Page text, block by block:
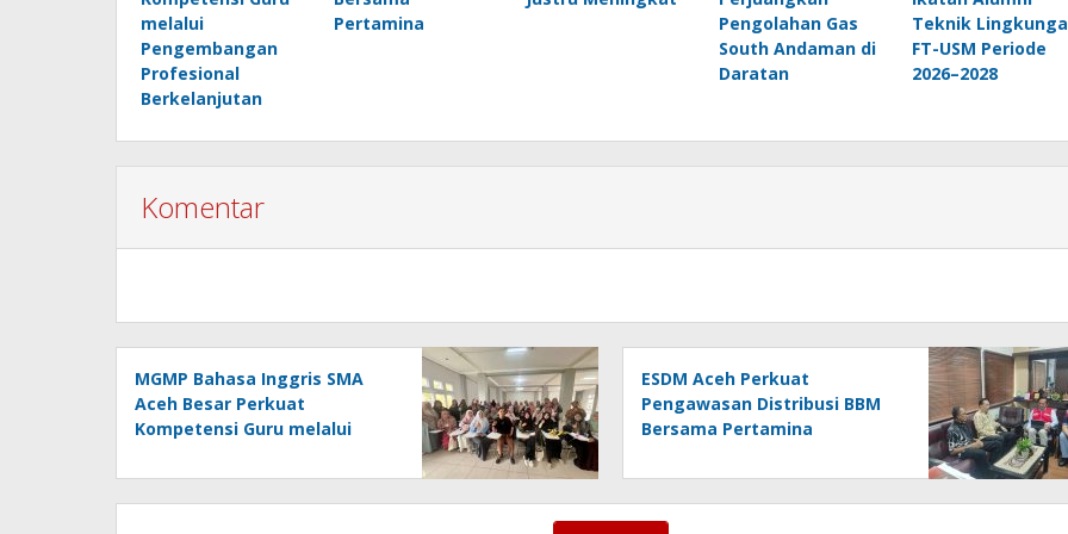
melalui
Pengembangan
Profesional
Berkelanjutan
Pertamina
Pengolahan Gas
South Andaman di
Daratan
Teknik
FT-USM Periode
2026–2028
Komentar
MGMP Bahasa Inggris SMA
Aceh Besar Perkuat
Kompetensi Guru melalui
Berkelanjutan
ESDM Aceh Perkuat
Pengawasan Distribusi BBM
Bersama Pertamina